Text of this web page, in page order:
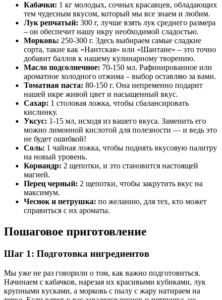
Кабачки: 1 кг молодых, сочных красавцев, обладающих
тем чудесным вкусом, который мы все знаем и любим.
Лук репчатый: 300 г, лучше взять лук среднего размера
– он обеспечит нашу икру необходимой сладостью.
Морковь: 250-300 г. Здесь выбираем самые сладкие
сорта, такие как «Нантская» или «Шантане» – это точно
добавит баллов к нашему кулинарному творению.
Масло подсолнечное: 70-150 мл. Рафинированное или
ароматное холодного отжима – выбор оставляю за вами.
Томатная паста: 80-150 г. Она непременно подарит
нашей икре живой цвет и насыщенный вкус.
Сахар: 1 столовая ложка, чтобы сбалансировать
кислинку.
Уксус: 1-15 мл, исходя из вашего вкуса. Заменить его
можно лимонной кислотой для полезности — и ведь это
не будет ошибкой!
Соль: 1 чайная ложка, чтобы поднять вкусовую палитру
на новый уровень.
Кориандр: 2 щепотки, и это становится настоящей
магией.
Перец черный: 2 щепотки, чтобы закрутить вкус на
максимум.
Чеснок и петрушка: по желанию, для тех, кто может
справиться с их ароматы.
Пошаговое приготовление
Шаг 1: Подготовка ингредиентов
Мы уже не раз говорили о том, как важно подготовиться.
Начинаем с кабачков, нарезая их красивыми кубиками, лук
крупными кусками, а морковь с пылу с жару натираем на